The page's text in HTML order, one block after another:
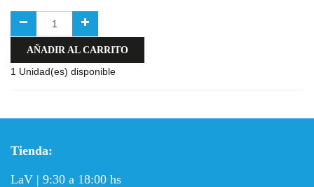
AÑADIR AL CARRITO
1 Unidad(es) disponible
Tienda:
LaV | 9:30 a 18:00 hs